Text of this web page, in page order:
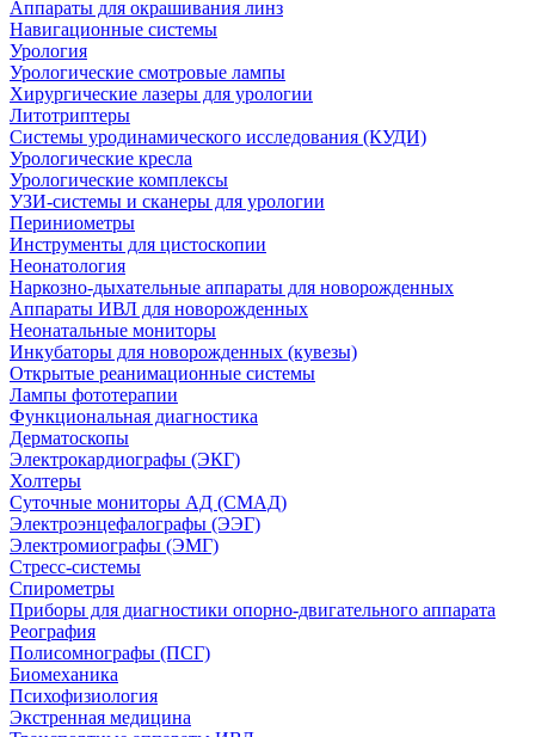
Аппараты для окрашивания линз
Навигационные системы
Урология
Урологические смотровые лампы
Хирургические лазеры для урологии
Литотриптеры
Системы уродинамического исследования (КУДИ)
Урологические кресла
Урологические комплексы
УЗИ-системы и сканеры для урологии
Периниометры
Инструменты для цистоскопии
Неонатология
Наркозно-дыхательные аппараты для новорожденных
Аппараты ИВЛ для новорожденных
Неонатальные мониторы
Инкубаторы для новорожденных (кувезы)
Открытые реанимационные системы
Лампы фототерапии
Функциональная диагностика
Дерматоскопы
Электрокардиографы (ЭКГ)
Холтеры
Суточные мониторы АД (СМАД)
Электроэнцефалографы (ЭЭГ)
Электромиографы (ЭМГ)
Стресс-системы
Спирометры
Приборы для диагностики опорно-двигательного аппарата
Реография
Полисомнографы (ПСГ)
Биомеханика
Психофизиология
Экстренная медицина